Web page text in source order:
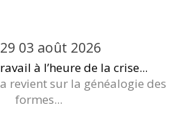
03 août 2026
à l’heure de la crise...
revient sur la généalogie des
formes...